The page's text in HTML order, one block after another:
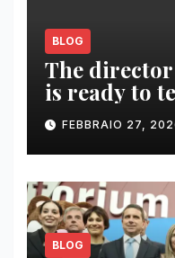
BLOG
The
is ready to
FEBBRAIO 27,
BLOG